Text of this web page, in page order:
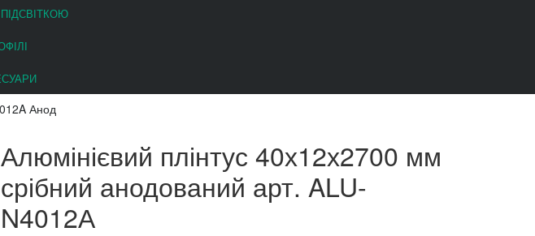
Анод
Алюмінієвий плінтус 40х12х2700 мм
срібний анодований арт. ALU-
N4012А